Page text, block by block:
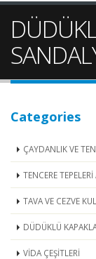
Categories
ÇAYDANLIK VE
TENCERE
TAVA VE CEZVE
DÜDÜKLÜ
VİDA ÇEŞİTLERİ